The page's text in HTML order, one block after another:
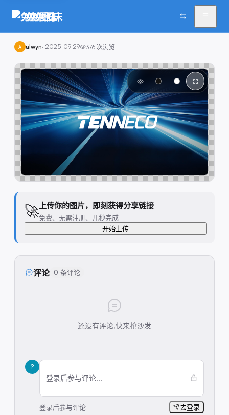
兔兔图床
A alwyn· 2025-09-29 376 次浏览
🚀上传你的图片，即刻获得分享链接
免费、无需注册、几秒完成
开始上传
评论 0 条评论
还没有评论,快来抢沙发
?
登录后参与评论...
登录后参与评论 去登录